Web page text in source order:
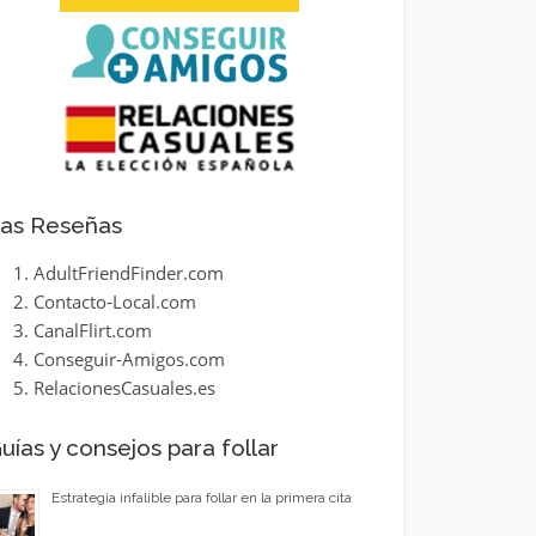
Reseñas
AdultFriendFinder.com
Contacto-Local.com
CanalFlirt.com
Conseguir-Amigos.com
RelacionesCasuales.es
y consejos para follar
Estrategia infalible para follar en la primera cita